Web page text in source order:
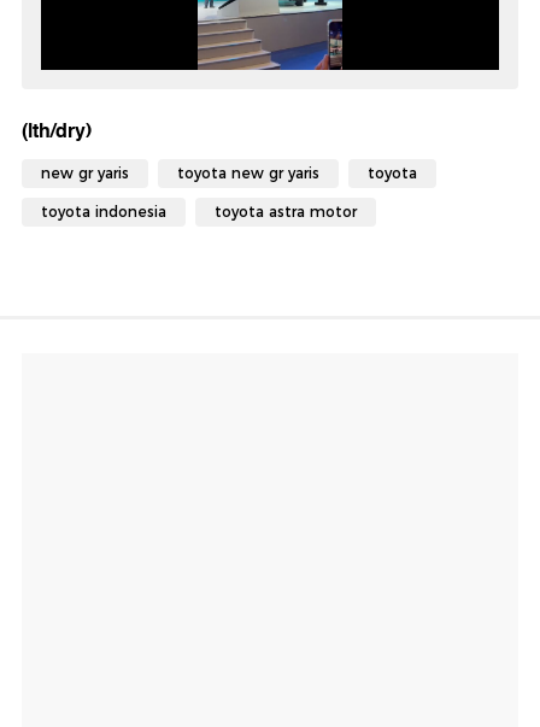
(lth/dry)
new gr yaris toyota new gr yaris toyota
toyota indonesia toyota astra motor